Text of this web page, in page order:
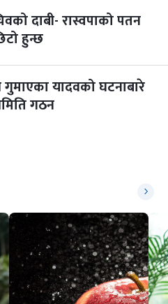
दाबी- रास्वपाको पतन
हुन्छ
गुमाएका यादवको घटनाबारे
गठन